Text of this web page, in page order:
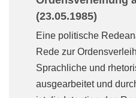
(23.05.1985)
Eine politische
Rede zur
Sprachliche und
ausgearbeitet und